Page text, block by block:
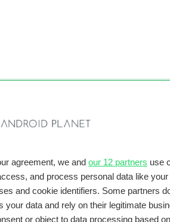
agreement, we and our 12 partners use
and process personal data like
and cookie identifiers. Some partners
your data and rely on their legitimate
or object to data processing based
Speaker
de Home Speaker?